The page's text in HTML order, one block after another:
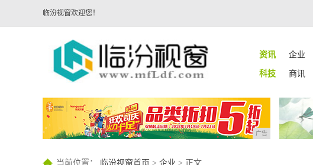
临汾视窗欢迎您！
资讯 企业
科技
商讯
广告
当前位置： 临汾视窗首页 > 企业 > 正文